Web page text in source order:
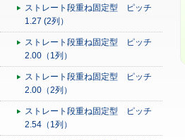
ストレート段重ね固定型 ピッチ
1.27 (2列）
ストレート段重ね固定型 ピッチ
2.00（1列）
ストレート段重ね固定型 ピッチ
2.00（2列）
ストレート段重ね固定型 ピッチ
2.54（1列）